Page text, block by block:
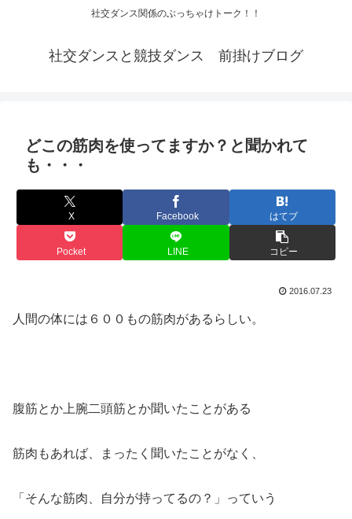
社交ダンス関係のぶっちゃけトーク！！
社交ダンスと競技ダンス 前掛けブログ
どこの筋肉を使ってますか？と聞かれて
も・・・
X Facebook はてブ
Pocket LINE コピー
2016.07.23
人間の体には６００もの筋肉があるらしい。
腹筋とか上腕二頭筋とか聞いたことがある
筋肉もあれば、まったく聞いたことがなく、
「そんな筋肉、自分が持ってるの？」っていう